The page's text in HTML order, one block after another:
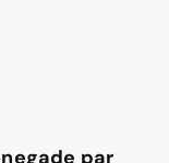
par